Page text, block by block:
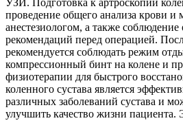
проведение общего анализа крови и
анестезиологом, а также
рекомендаций перед операцией.
рекомендуется соблюдать режим
компрессионный бинт на колене и
физиотерапии для быстрого
коленного сустава является
различных заболеваний сустава и
улучшить качество жизни пациента.